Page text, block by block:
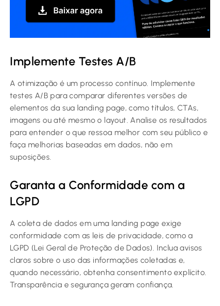
Implemente Testes A/B
A otimização é um processo contínuo. Implemente
testes A/B para comparar diferentes versões de
elementos da sua landing page, como títulos, CTAs,
imagens ou até mesmo o layout. Analise os resultados
para entender o que ressoa melhor com seu público e
faça melhorias baseadas em dados, não em
suposições.
Garanta a Conformidade com a
LGPD
A coleta de dados em uma landing page exige
conformidade com as leis de privacidade, como a
LGPD (Lei Geral de Proteção de Dados). Inclua avisos
claros sobre o uso das informações coletadas e,
quando necessário, obtenha consentimento explícito.
Transparência e segurança geram confiança.